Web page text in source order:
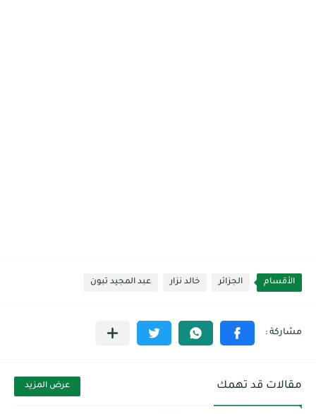
الأقسام الجزائر خالد نزار عبد المجيد تبون
مقالات قد تهمك عرض المزيد